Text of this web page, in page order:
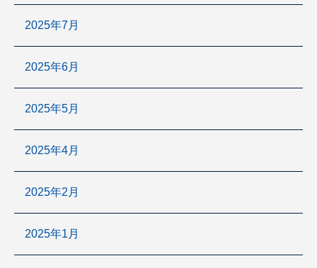
2025年7月
2025年6月
2025年5月
2025年4月
2025年2月
2025年1月